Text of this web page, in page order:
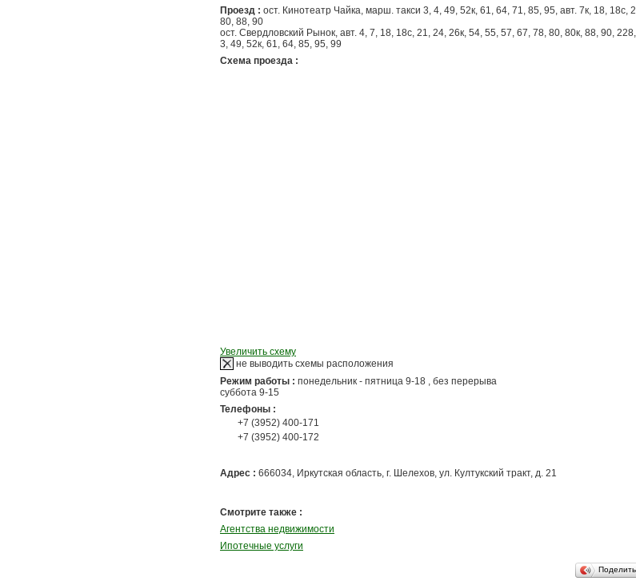
Проезд : ост. Кинотеатр Чайка, марш. такси 3, 4, 49, 52к, 61, 64, 71, 85, 95, авт. 7к, 18, 18с,
80, 88, 90
ост. Свердловский Рынок, авт. 4, 7, 18, 18с, 21, 24, 26к, 54, 55, 57, 67, 78, 80, 80к, 88, 90,
3, 49, 52к, 61, 64, 85, 95, 99
Схема проезда :
Увеличить схему
не выводить схемы расположения
Режим работы : понедельник - пятница 9-18 , без перерыва
суббота 9-15
Телефоны :
+7 (3952) 400-171
+7 (3952) 400-172
Адрес : 666034, Иркутская область, г. Шелехов, ул. Култукский тракт, д. 21
Смотрите также :
Агентства недвижимости
Ипотечные услуги